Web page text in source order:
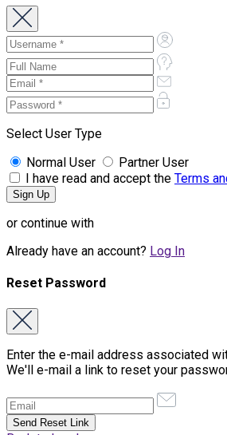
Select User Type
Normal User
Partner User
I have read and accept the Terms
or continue with
Already have an account? Log In
Reset Password
Enter the e-mail address associated
We'll e-mail a link to reset your